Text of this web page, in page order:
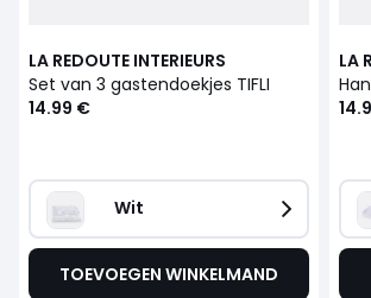
LA REDOUTE INTERIEURS
Set van 3 gastendoekjes TIFLI
14.99 €
Wit
TOEVOEGEN WINKELMAND
LA